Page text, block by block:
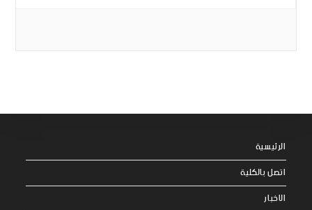
الرئيسية
اتصل بالكلية
الاخبار